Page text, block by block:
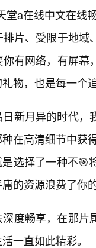
堂а在线中文在线
片、受限于地
有网络，有屏
物，也是每一个
新月异的时代，
在高清细节中获
选择了一种不
的资源浪费了你
度畅享，在那
一直如此精彩。